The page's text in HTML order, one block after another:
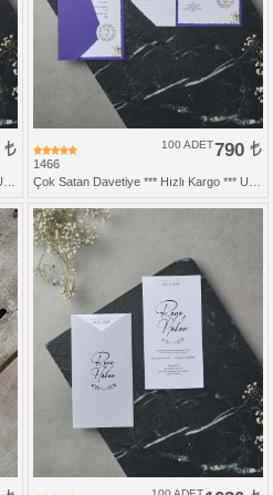
1466
790
100 ADET